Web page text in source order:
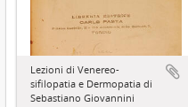
Lezioni di Venereo-
sifilopatia e Dermopatia di
Sebastiano Giovannini